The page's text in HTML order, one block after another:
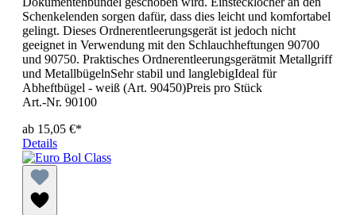
Schenkelenden sorgen dafür, dass dies leicht und komfortabel
gelingt. Dieses Ordnerentleerungsgerät ist jedoch nicht
geeignet in Verwendung mit den Schlauchheftungen 90700
und 90750. Praktisches Ordnerentleerungsgerätmit Metallgriff
und MetallbügelnSehr stabil und langlebigIdeal für
Abheftbügel - weiß (Art. 90450)Preis pro Stück
Art.-Nr. 90100
ab 15,05 €*
Details